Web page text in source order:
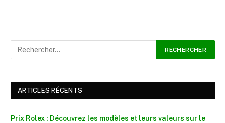
ARTICLES RÉCENTS
Prix Rolex : Découvrez les modèles et leurs valeurs sur le